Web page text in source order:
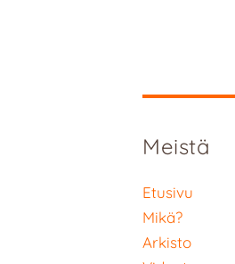
Meistä
Etusivu
Mikä?
Arkisto